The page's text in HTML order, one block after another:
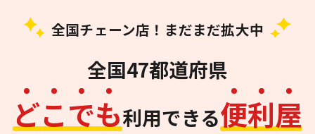
全国チェーン店！まだまだ拡大中
全国47都道府県
どこでも利用できる便利屋